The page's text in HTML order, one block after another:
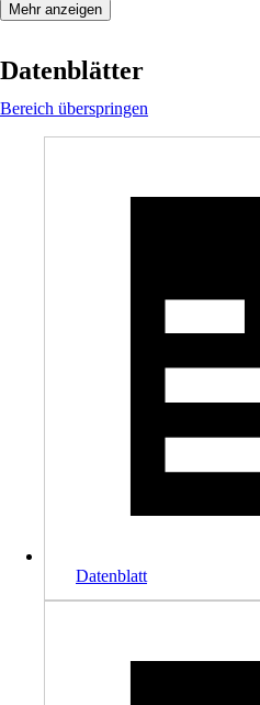
Mehr anzeigen
Datenblätter
Bereich überspringen
Datenblatt